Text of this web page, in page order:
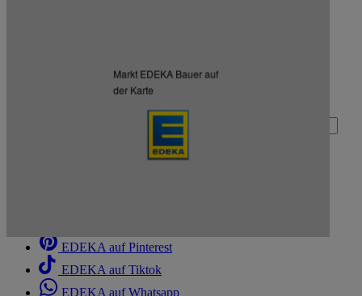
Markt EDEKA Bauer auf
der Karte
Zum Newsletter anmelden
Deine E-Mail-Adresse (Pflichtfeld)
EDEKA auf Pinterest
EDEKA auf Tiktok
EDEKA auf Whatsapp